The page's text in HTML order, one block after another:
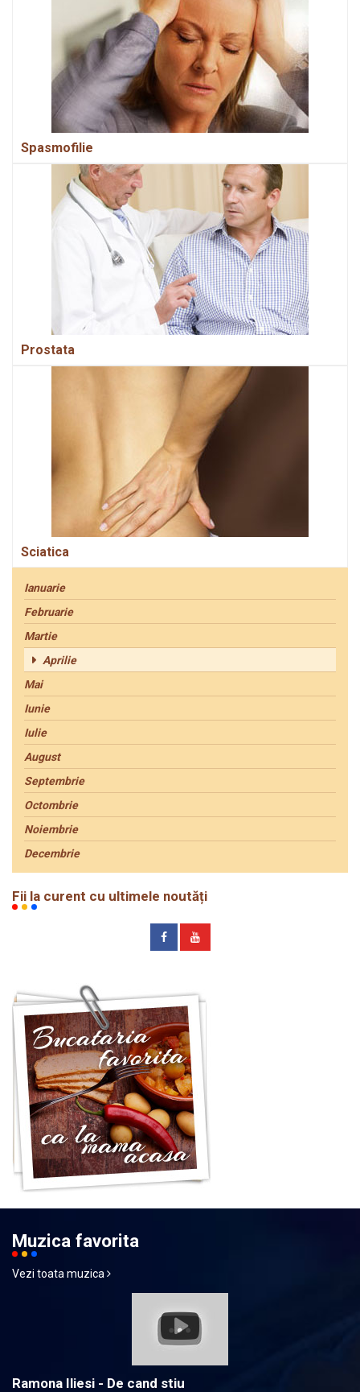
Spasmofilie
Prostata
Sciatica
Ianuarie
Februarie
Martie
Aprilie
Mai
Iunie
Iulie
August
Septembrie
Octombrie
Noiembrie
Decembrie
Fii la curent cu ultimele noutăți
Muzica favorita
Vezi toata muzica
Ramona Iliesi - De cand stiu